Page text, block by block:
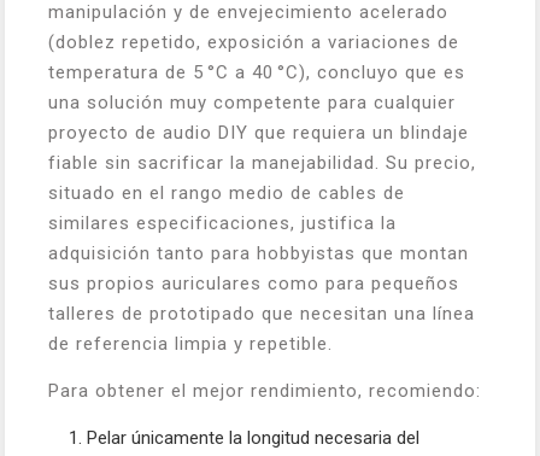
manipulación y de envejecimiento acelerado
(doblez repetido, exposición a variaciones de
temperatura de 5 °C a 40 °C), concluyo que es
una solución muy competente para cualquier
proyecto de audio DIY que requiera un blindaje
fiable sin sacrificar la manejabilidad. Su precio,
situado en el rango medio de cables de
similares especificaciones, justifica la
adquisición tanto para hobbyistas que montan
sus propios auriculares como para pequeños
talleres de prototipado que necesitan una línea
de referencia limpia y repetible.
Para obtener el mejor rendimiento, recomiendo:
Pelar únicamente la longitud necesaria del